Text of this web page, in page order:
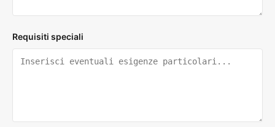
Requisiti speciali